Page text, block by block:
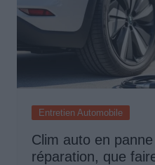
Entretien Automobile
Clim auto en
réparation, que